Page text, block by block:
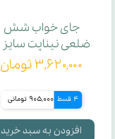
جای خواب شش
ضلعی نیناپت سایز 1
۳,۶۲۰,۰۰۰ تومان
4 قسط 905,000 تومانی
افزودن به سبد خرید